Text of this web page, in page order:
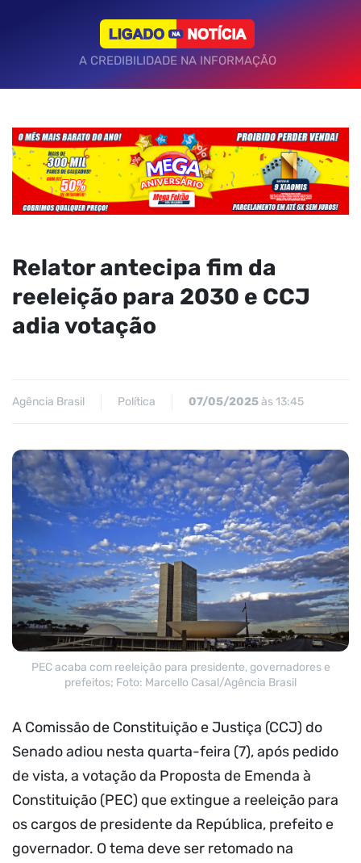
A CREDIBILIDADE NA INFORMAÇÃO
Relator antecipa fim da
reeleição para 2030 e CCJ
adia votação
Agência Brasil Política 07/05/2025às 13:45
PEC acaba com reeleição para presidente, governadores e
prefeitos; Foto: Marcello Casal/Agência Brasil
A Comissão de Constituição e Justiça (CCJ) do
Senado adiou nesta quarta-feira (7), após pedido
de vista, a votação da Proposta de Emenda à
Constituição (PEC) que extingue a reeleição para
os cargos de presidente da República, prefeito e
governador. O tema deve ser retomado na